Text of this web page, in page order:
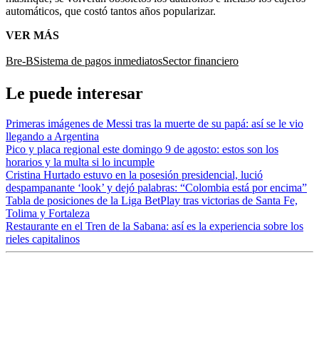
automáticos, que costó tantos años popularizar.
VER MÁS
Bre-BSistema de pagos inmediatosSector financiero
Le puede interesar
Primeras imágenes de Messi tras la muerte de su papá: así se le vio
llegando a Argentina
Pico y placa regional este domingo 9 de agosto: estos son los
horarios y la multa si lo incumple
Cristina Hurtado estuvo en la posesión presidencial, lució
despampanante ‘look’ y dejó palabras: “Colombia está por encima”
Tabla de posiciones de la Liga BetPlay tras victorias de Santa Fe,
Tolima y Fortaleza
Restaurante en el Tren de la Sabana: así es la experiencia sobre los
rieles capitalinos